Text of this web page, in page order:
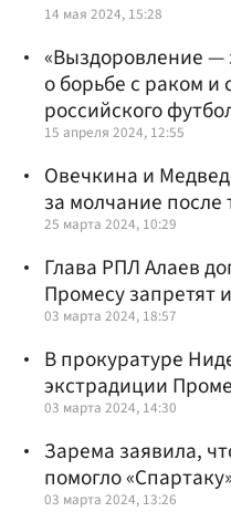
14 мая 2024, 15:28
«Выздоровление —
о борьбе с раком
российского
15 апреля 2024, 12:55
Овечкина и
за молчание после
25 марта 2024, 10:29
Глава РПЛ Алаев
Промесу запретят
03 марта 2024, 18:57
В прокуратуре
экстрадиции
03 марта 2024, 14:30
Зарема заявила,
помогло
03 марта 2024, 13:26